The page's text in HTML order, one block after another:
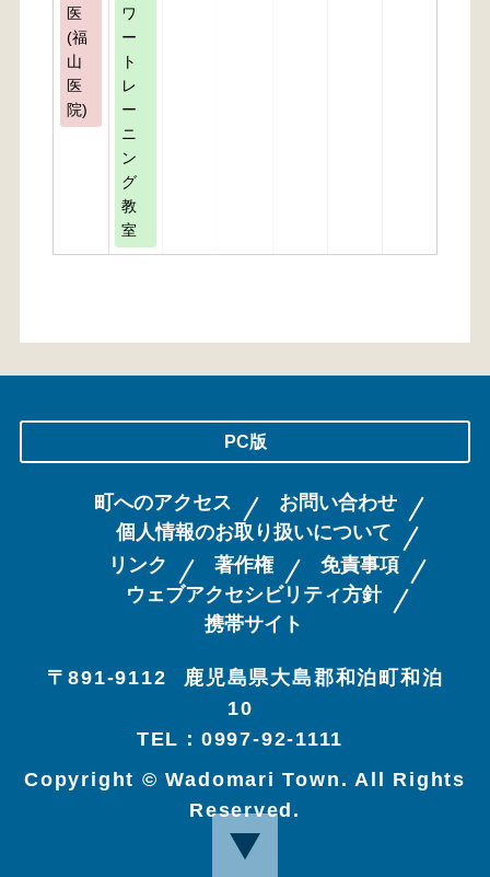
医
(福
山
医
院)
ワ
ー
ト
レ
ー
ニ
ン
グ
教
室
PC版
町へのアクセス
お問い合わせ
個人情報のお取り扱いについて
リンク
著作権
免責事項
ウェブアクセシビリティ方針
携帯サイト
〒891-9112
鹿児島県大島郡和泊町和泊
10
TEL：0997-92-1111
Copyright © Wadomari Town. All Rights
Reserved.